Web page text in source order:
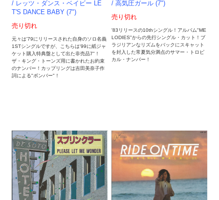
/ レッツ・ダンス・ベイビー LE
T'S DANCE BABY (7")
売り切れ
元々は'79にリリースされた自身のソロ名義
1STシングルですが、こちらは'99に紙ジャ
ケット購入特典盤として出た非売品7"！
ザ・キング・トーンズ用に書かれたお約束
のナンバー！カップリングは吉田美奈子作
詞による"ボンバー"！
/ 高気圧ガール (7")
売り切れ
'83リリースの10thシングル！アルバム"ME
LODIES"からの先行シングル・カット！ブ
ラジリアンなリズムをバックにスキャット
を封入した常夏気分満点のサマー・トロピ
カル・ナンバー！